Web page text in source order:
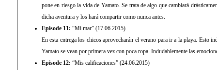
pone en riesgo la vida de Yamato. Se trata de algo que cambiará
dicha aventura y los hará compartir como nunca antes.
Episode 11: “Mi mar” (17.06.2015)
En esta entrega los chicos aprovecharán el verano para ir a la playa. Esto
Yamato se vean por primera vez con poca ropa. Indudablemente las
Episode 12: “Mis calificaciones” (24.06.2015)